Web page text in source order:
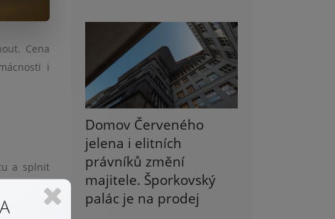
Cena
i
a splnit
se
plynu
Domov Červeného
jelena i elitních
právníků změní
majitele. Šporkovský
palác je na prodej